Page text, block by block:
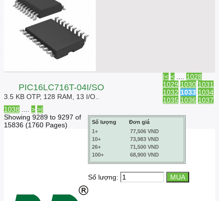
PIC16LC716T-04I/SO
3.5 KB OTP, 128 RAM, 13 I/O..
Số lượng
Đơn giá
1+
77,506 VND
10+
73,983 VND
26+
71,500 VND
100+
68,900 VND
Số lượng:
|< <
1028
1029 1030 1031
1032 1033 1034
1035 1036 1037
1038
> >|
Showing 9289 to 9297 of
15836 (1760 Pages)